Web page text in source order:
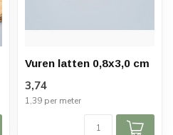
Vuren latten 0,8x3,0 cm
3,74
1,39 per meter